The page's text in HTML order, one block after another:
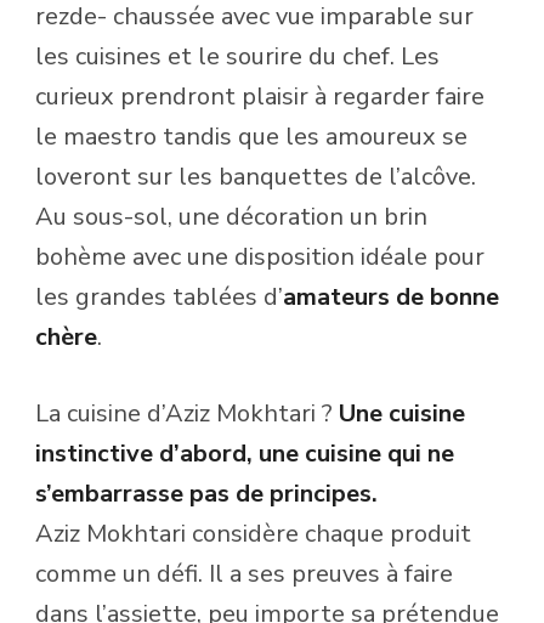
rezde- chaussée avec vue imparable sur
les cuisines et le sourire du chef. Les
curieux prendront plaisir à regarder faire
le maestro tandis que les amoureux se
loveront sur les banquettes de l’alcôve.
Au sous-sol, une décoration un brin
bohème avec une disposition idéale pour
les grandes tablées d’amateurs de bonne
chère.
La cuisine d’Aziz Mokhtari ? Une cuisine
instinctive d’abord, une cuisine qui ne
s’embarrasse pas de principes.
Aziz Mokhtari considère chaque produit
comme un défi. Il a ses preuves à faire
dans l’assiette, peu importe sa prétendue